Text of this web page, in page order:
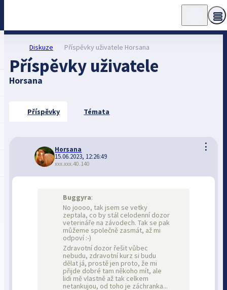
Diskuze Příspěvky uživatele Horsana
Příspěvky uživatele
Horsana
Příspěvky Témata
⋮
Horsana
15.06.2023, 12:26:49
xxx.xxx.40.140
Buggyra:
No joooo, tak jsem se vetky
zeptala, co by stál celodenní dozor
veterináře na závodech. Tak se pak
můžeme společně zasmát, až mi
odpoví :-)
Zdravotní dozor řešit vůbec
nebudu, zdravotní kurz si budu
dělat já, prostě jen proto, že mi
přijde dobré tam někoho mít, ale
lidi mě vlastně až tak celkem
netankujou, od toho je záchranka...